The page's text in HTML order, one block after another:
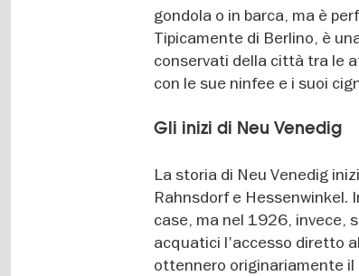
gondola o in barca, ma è
Tipicamente di Berlino, è
conservati della città tra le
con le sue ninfee e i suoi
Gli inizi di Neu Venedig
La storia di Neu Venedig
Rahnsdorf e Hessenwinkel.
case, ma nel 1926, invece,
acquatici l'accesso diretto
ottennero originariamente il